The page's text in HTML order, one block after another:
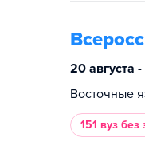
20 августа
151 вуз без